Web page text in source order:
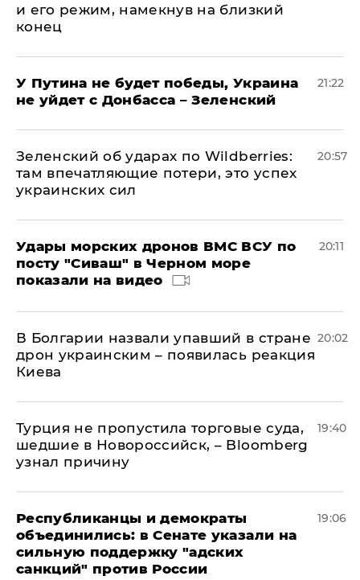
и его режим, намекнув на близкий
конец
У Путина не будет победы, Украина
не уйдет с Донбасса – Зеленский
21:22
Зеленский об ударах по Wildberries:
там впечатляющие потери, это успех
украинских сил
20:57
Удары морских дронов ВМС ВСУ по
посту "Сиваш" в Черном море
показали на видео
20:11
В Болгарии назвали упавший в стране
дрон украинским – появилась реакция
Киева
20:02
Турция не пропустила торговые суда,
шедшие в Новороссийск, – Bloomberg
узнал причину
19:40
Республиканцы и демократы
объединились: в Сенате указали на
сильную поддержку "адских
санкций" против России
19:06